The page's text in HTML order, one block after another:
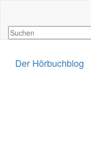
Der Hörbuchblog